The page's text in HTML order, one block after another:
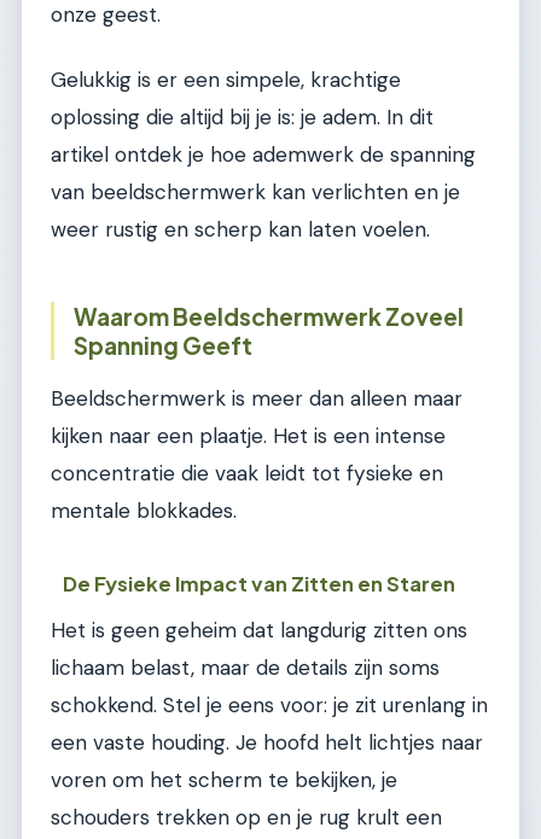
onze geest.
Gelukkig is er een simpele, krachtige
oplossing die altijd bij je is: je adem. In dit
artikel ontdek je hoe ademwerk de spanning
van beeldschermwerk kan verlichten en je
weer rustig en scherp kan laten voelen.
Waarom Beeldschermwerk Zoveel
Spanning Geeft
Beeldschermwerk is meer dan alleen maar
kijken naar een plaatje. Het is een intense
concentratie die vaak leidt tot fysieke en
mentale blokkades.
De Fysieke Impact van Zitten en Staren
Het is geen geheim dat langdurig zitten ons
lichaam belast, maar de details zijn soms
schokkend. Stel je eens voor: je zit urenlang in
een vaste houding. Je hoofd helt lichtjes naar
voren om het scherm te bekijken, je
schouders trekken op en je rug krult een